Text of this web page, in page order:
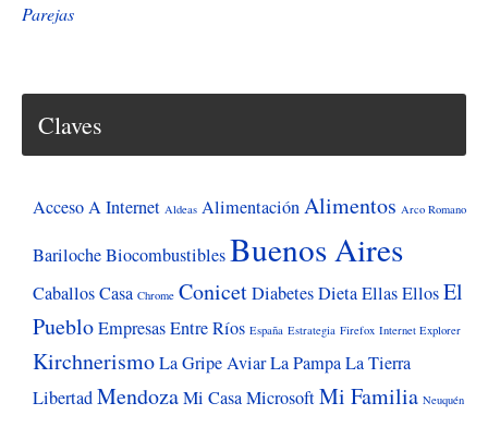
Parejas
Claves
Acceso A Internet Aldeas AlimentaciónAlimentos Arco Romano
BarilocheBiocombustiblesBuenos Aires
CaballosCasa Chrome ConicetDiabetesDietaEllasEllosEl
PuebloEmpresasEntre Ríos España Estrategia Firefox Internet Explorer
KirchnerismoLa Gripe AviarLa PampaLa Tierra
LibertadMendozaMi CasaMicrosoftMi Familia Neuquén